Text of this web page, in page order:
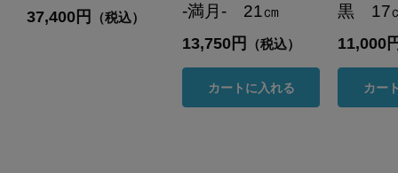
37,400円 （税込）
-満月- 21㎝
13,750円 （税込）
カートに入れる
黒 17
11,000
カー